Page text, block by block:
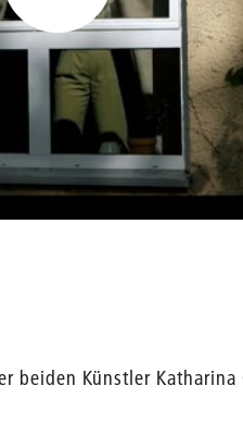
beiden Künstler Katharina